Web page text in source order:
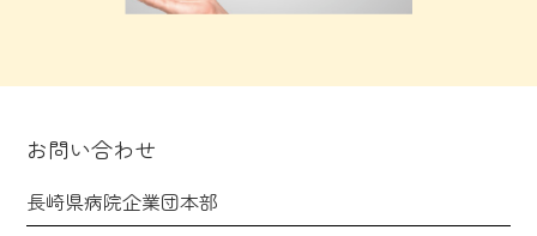
お問い合わせ
長崎県病院企業団本部